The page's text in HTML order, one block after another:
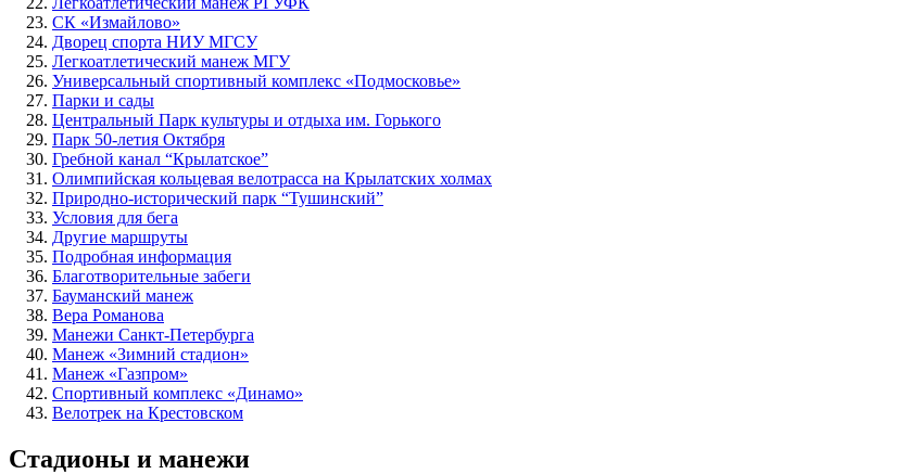
СК «Измайлово»
Дворец спорта НИУ МГСУ
Легкоатлетический манеж МГУ
Универсальный спортивный комплекс «Подмосковье»
Парки и сады
Центральный Парк культуры и отдыха им. Горького
Парк 50-летия Октября
Гребной канал “Крылатское”
Олимпийская кольцевая велотрасса на Крылатских холмах
Природно-исторический парк “Тушинский”
Условия для бега
Другие маршруты
Подробная информация
Благотворительные забеги
Бауманский манеж
Вера Романова
Манежи Санкт-Петербурга
Манеж «Зимний стадион»
Манеж «Газпром»
Спортивный комплекс «Динамо»
Велотрек на Крестовском
Стадионы и манежи